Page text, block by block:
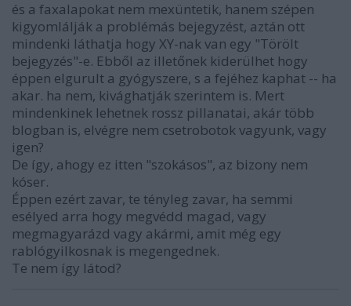
és a faxalapokat nem mexüntetik, hanem szépen
kigyomlálják a problémás bejegyzést, aztán ott
mindenki láthatja hogy XY-nak van egy "Törölt
bejegyzés"-e. Ebből az illetőnek kiderülhet hogy
éppen elgurult a gyógyszere, s a fejéhez kaphat -- ha
akar. ha nem, kivághatják szerintem is. Mert
mindenkinek lehetnek rossz pillanatai, akár több
blogban is, elvégre nem csetrobotok vagyunk, vagy
igen?
De így, ahogy ez itten "szokásos", az bizony nem
kóser.
Éppen ezért zavar, te tényleg zavar, ha semmi
esélyed arra hogy megvédd magad, vagy
megmagyarázd vagy akármi, amit még egy
rablógyilkosnak is megengednek.
Te nem így látod?